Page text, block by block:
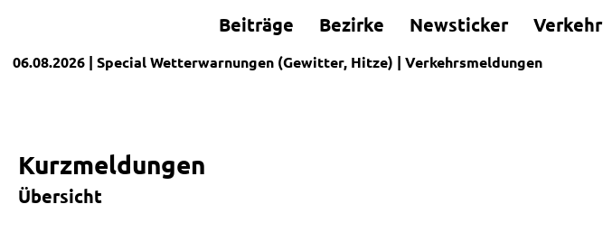
Beiträge Bezirke Newsticker Verkehr
06.08.2026 | SpecialWetterwarnungen (Gewitter, Hitze) | Verkehrsmeldungen
Kurzmeldungen
Übersicht